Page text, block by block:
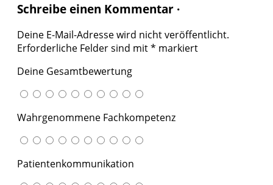
Schreibe einen Kommentar ·
Deine E-Mail-Adresse wird nicht veröffentlicht.
Erforderliche Felder sind mit* markiert
Deine Gesamtbewertung
Wahrgenommene Fachkompetenz
Patientenkommunikation